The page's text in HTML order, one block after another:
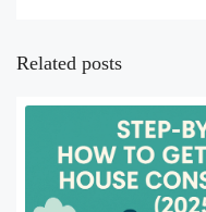
Related posts